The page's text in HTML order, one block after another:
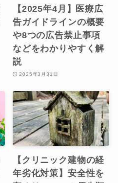
【2025年4月】医療広
告ガイドラインの概要
や8つの広告禁止事項
などをわかりやすく解
説
2025年3月31日
【クリニック建物の経
年劣化対策】安全性を